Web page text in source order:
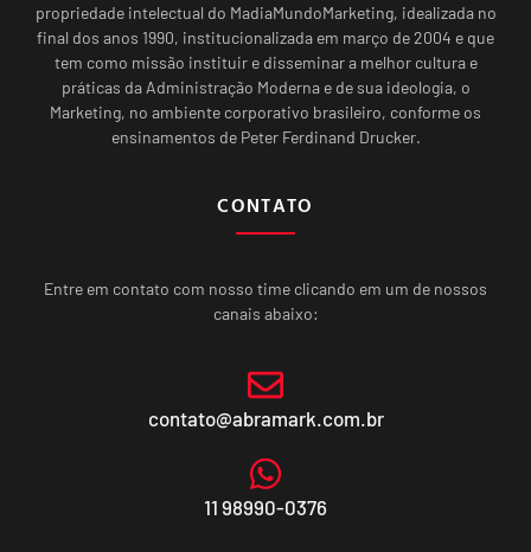
propriedade intelectual do MadiaMundoMarketing, idealizada no
final dos anos 1990, institucionalizada em março de 2004 e que
tem como missão instituir e disseminar a melhor cultura e
práticas da Administração Moderna e de sua ideologia, o
Marketing, no ambiente corporativo brasileiro, conforme os
ensinamentos de Peter Ferdinand Drucker.
CONTATO
Entre em contato com nosso time clicando em um de nossos
canais abaixo:
contato@abramark.com.br
11 98990-0376